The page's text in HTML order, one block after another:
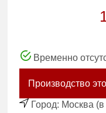
Временно
Производство
Город: Москва